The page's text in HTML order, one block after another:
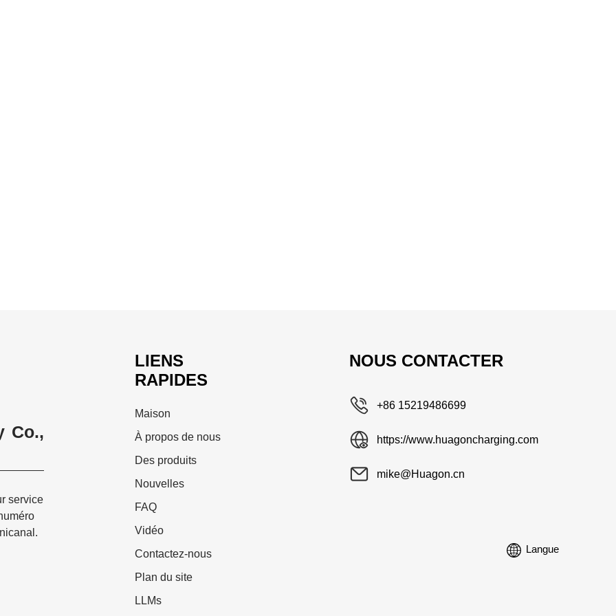
Co.,
service
LIENS
RAPIDES
Maison
À propos de nous
Des produits
Nouvelles
FAQ
Vidéo
Contactez-nous
Plan du site
LLMs
NOUS CONTACTER
+86 15219486699
https://www.huagoncharging.com
mike@Huagon.cn
Langue